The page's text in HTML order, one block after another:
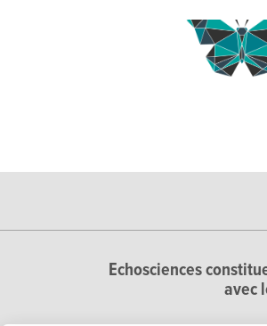
Echosciences
avec